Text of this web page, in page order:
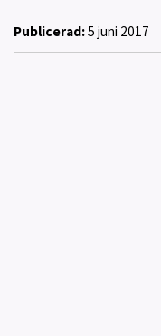
Publicerad:5 juni 2017